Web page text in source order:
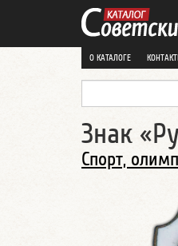
О КАТАЛОГЕ
Знак
Спорт,